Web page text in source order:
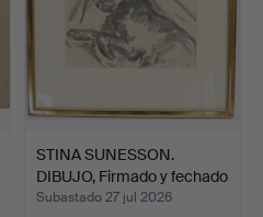
STINA SUNESSON.
DIBUJO, Firmado y fechado
…
Subastado 27 jul 2026